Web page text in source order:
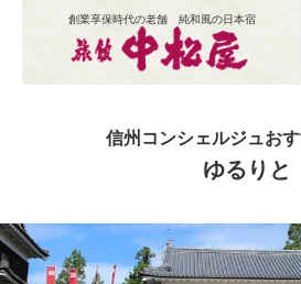
創業享保時代の老舗 純和風の日本宿
信州コンシェルジュお
ゆるりと